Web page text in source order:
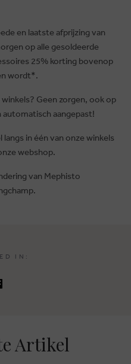
en laatste afprijzing van
op alle gesoldeerde
25% korting bovenop
wordt*.
Geen zorgen, ook op
automatisch aangepast!
in één van onze winkels
webshop.
van Mephisto
IN:
Artikel